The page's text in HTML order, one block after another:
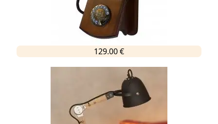
129.00 €